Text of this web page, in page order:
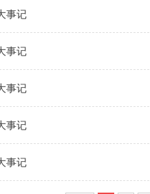
事记
事记
事记
事记
事记